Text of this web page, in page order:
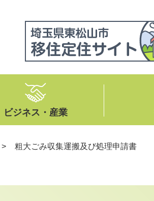
ビジネス・産業
> 粗大ごみ収集運搬及び処理申請書